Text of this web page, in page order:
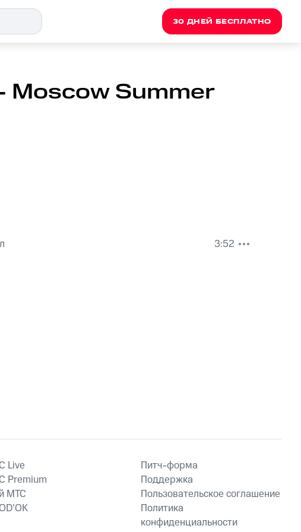
30 ДНЕЙ БЕСПЛАТНО
Мoscow Summer
3:52
Live
Premium
МТС
Питч-форма
Поддержка
Пользовательское соглашение
Политика
конфиденциальности